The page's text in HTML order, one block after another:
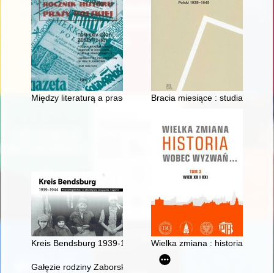
Między literaturą a prasoznawstwem : (analiza
Bracia miesiące : studia z
Kreis Bendsburg 1939-1944 : powiat będziński w obiektywie
Wielka zmiana : historia
Gałęzie rodziny Zaborskich